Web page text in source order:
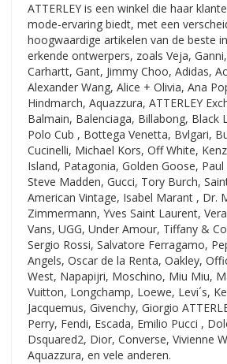
ATTERLEY is een winkel die haar
mode-ervaring biedt, met een
hoogwaardige artikelen van de beste
erkende ontwerpers, zoals Veja,
Carhartt, Gant, Jimmy Choo, Adidas,
Alexander Wang, Alice + Olivia, Ana
Hindmarch, Aquazzura, ATTERLEY
Balmain, Balenciaga, Billabong, Black
Polo Cub , Bottega Venetta, Bvlgari,
Cucinelli, Michael Kors, Off White,
Island, Patagonia, Golden Goose,
Steve Madden, Gucci, Tory Burch,
American Vintage, Isabel Marant , Dr.
Zimmermann, Yves Saint Laurent,
Vans, UGG, Under Amour, Tiffany &
Sergio Rossi, Salvatore Ferragamo,
Angels, Oscar de la Renta, Oakley,
West, Napapijri, Moschino, Miu Miu,
Vuitton, Longchamp, Loewe, Levi´s,
Jacquemus, Givenchy, Giorgio
Perry, Fendi, Escada, Emilio Pucci ,
Dsquared2, Dior, Converse, Vivienne
Aquazzura, en vele anderen.